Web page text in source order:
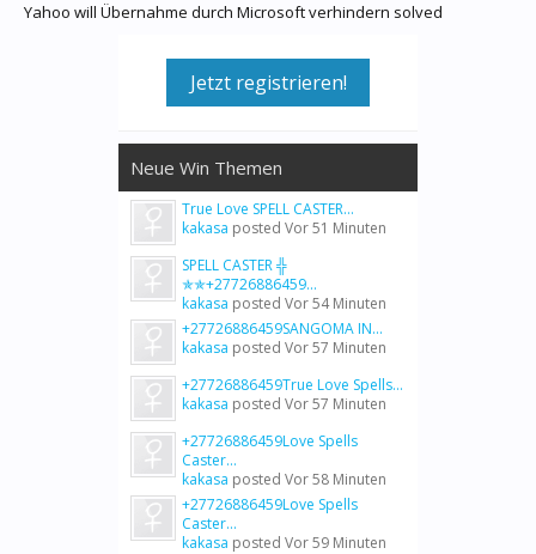
Yahoo will Übernahme durch Microsoft verhindern solved
Jetzt registrieren!
Neue Win Themen
True Love SPELL CASTER...
kakasa posted Vor 51 Minuten
SPELL CASTER ╬
✯✯+27726886459...
kakasa posted Vor 54 Minuten
+27726886459SANGOMA IN...
kakasa posted Vor 57 Minuten
+27726886459True Love Spells...
kakasa posted Vor 57 Minuten
+27726886459Love Spells
Caster...
kakasa posted Vor 58 Minuten
+27726886459Love Spells
Caster...
kakasa posted Vor 59 Minuten